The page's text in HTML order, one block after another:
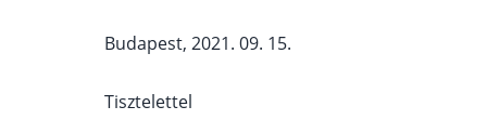
Budapest, 2021. 09. 15.
Tisztelettel